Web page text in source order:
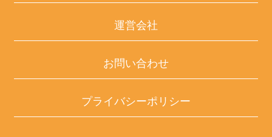
運営会社
お問い合わせ
プライバシーポリシー